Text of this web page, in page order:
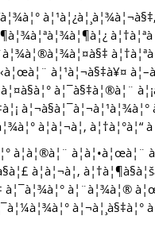
à¦¹à¦¬à§‡à¥¤
à¦¯à§‡à¦®à¦¨
à¦à¦¬à¦‚ à¦†à¦°à¦“
à¦à¦•à¦œà¦¨
à¦à¦¬à¦‚
à¦¯à¦¾à¦° à¦¨à¦¾à¦®
à¦¬à¦¸à§‡à¦°